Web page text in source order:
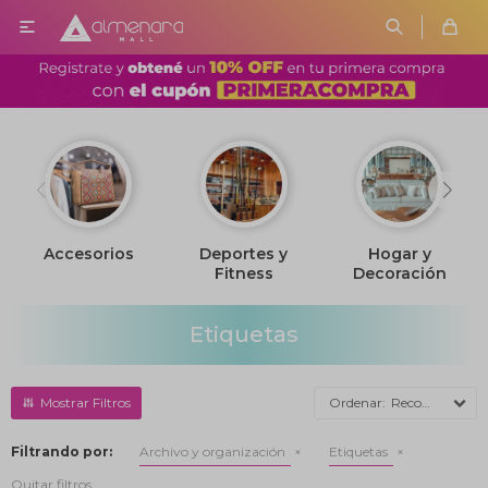

Accesorios
Deportes y
Fitness
Hogar y
Decoración
Etiquetas
Recomendados
Filtrando por: Archivo y organización
Etiquetas
Quitar filtros